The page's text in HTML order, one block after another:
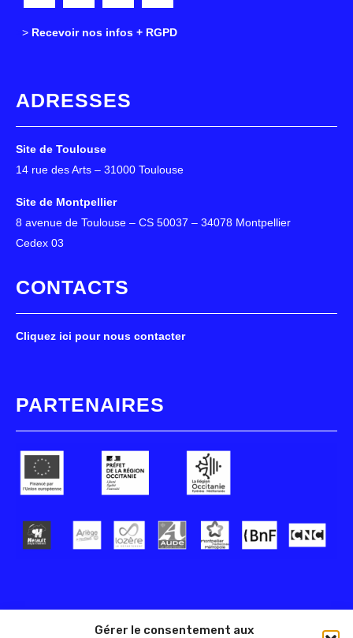
Gérer le consentement aux
> Recevoir nos infos + RGPD
ADRESSES
Site de Toulouse
14 rue des Arts – 31000 Toulouse
Site de Montpellier
8 avenue de Toulouse – CS 50037 – 34078 Montpellier
Cedex 03
CONTACTS
Cliquez ici pour nous contacter
PARTENAIRES